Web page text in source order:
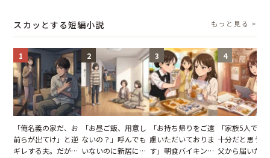
が一変
スカッとする短編小説 もっと見る >
1
「俺名義の家だ、お
前らが出てけ」と逆
ギレする夫。だが、
2
「お昼ご飯、用意し
ないの？」呼んでも
いないのに新居にあ
3
「お持ち帰りをご遠
慮いただいておりま
す」朝食バイキング
4
「家族5人で3
十分だと思う
父から届いたご